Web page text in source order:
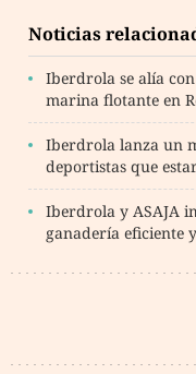
Noticias
Iberdrola se alía
marina flotante en
Iberdrola lanza un
deportistas que
Iberdrola y ASAJA
ganadería eficiente